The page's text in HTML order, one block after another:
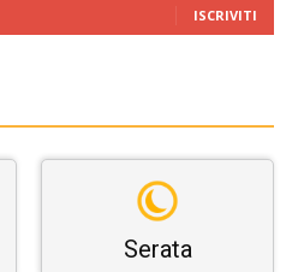
ISCRIVITI
Serata